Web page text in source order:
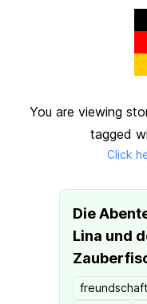
You are viewing
tagged
Click
Die
Lina und
freundschaft